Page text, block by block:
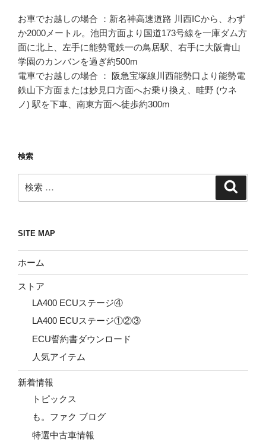
お車でお越しの場合 ：新名神高速道路 川西ICから、わず
か2000メートル。池田方面より国道173号線を一庫ダム方
面に北上、左手に能勢電鉄一の鳥居駅、右手に大阪青山
学園のカンバンを過ぎ約500m
電車でお越しの場合 ： 阪急宝塚線川西能勢口より能勢電
鉄山下方面または妙見口方面へお乗り換え、畦野 (ウネ
ノ) 駅を下車、南東方面へ徒歩約300m
検索
索:
SITE MAP
ホーム
ストア
LA400 ECUステージ④
LA400 ECUステージ①②③
ECU誓約書ダウンロード
人気アイテム
新着情報
トピックス
も。ファク ブログ
特選中古車情報